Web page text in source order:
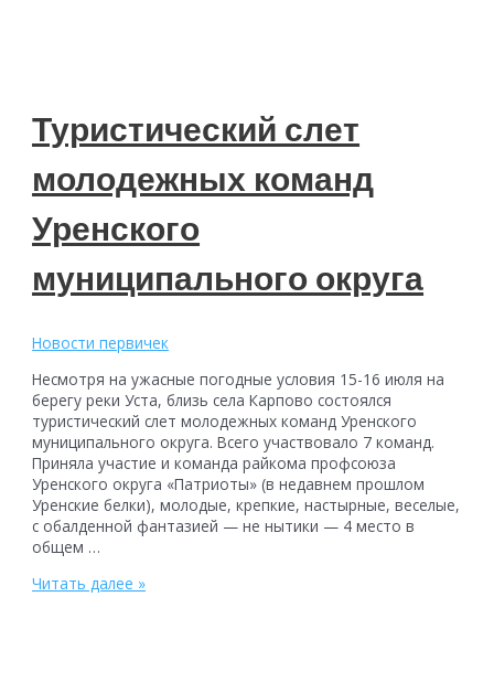
Туристический слет
молодежных команд
Уренского
муниципального округа
Новости первичек
Несмотря на ужасные погодные условия 15-16 июля на
берегу реки Уста, близь села Карпово состоялся
туристический слет молодежных команд Уренского
муниципального округа. Всего участвовало 7 команд.
Приняла участие и команда райкома профсоюза
Уренского округа «Патриоты» (в недавнем прошлом
Уренские белки), молодые, крепкие, настырные, веселые,
с обалденной фантазией — не нытики — 4 место в
общем …
Туристический
Читать далее »